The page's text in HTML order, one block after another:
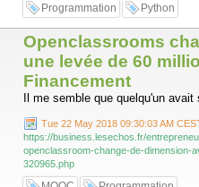
Programmation Python
Openclassrooms
une levée de 60
Financement
Il me semble que quelqu'un
Tue 22 May 2018 09:30:03 AM
https://business.lesechos.fr/
openclassroom-change-de-dimension-
320965.php